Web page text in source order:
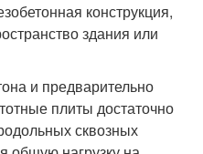
конструкция,
здания или
и предварительно
плиты достаточно
сквозных